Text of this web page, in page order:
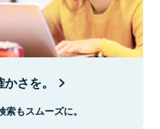
さを。
もスムーズに。